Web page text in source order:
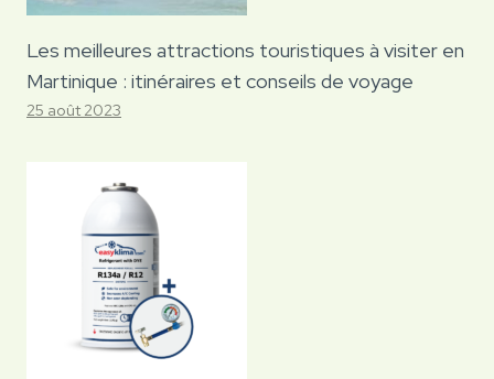
Les meilleures attractions touristiques à visiter en
Martinique : itinéraires et conseils de voyage
25 août 2023